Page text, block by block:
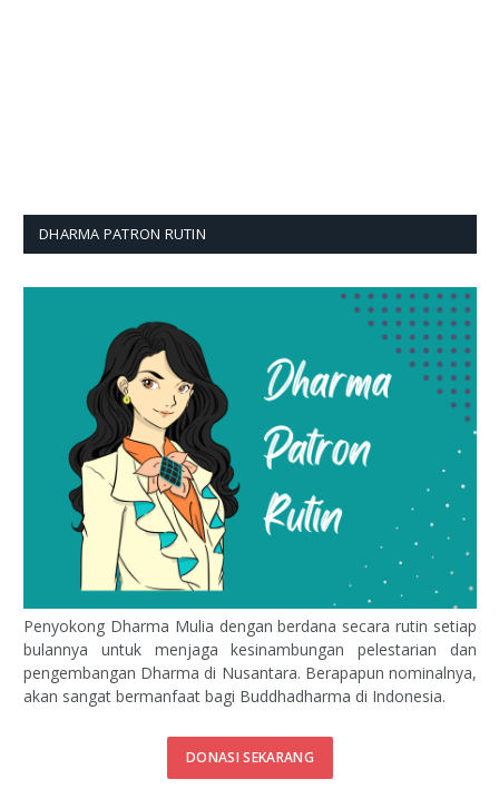
DHARMA PATRON RUTIN
Penyokong Dharma Mulia dengan berdana secara rutin setiap
bulannya untuk menjaga kesinambungan pelestarian dan
pengembangan Dharma di Nusantara. Berapapun nominalnya,
akan sangat bermanfaat bagi Buddhadharma di Indonesia.
DONASI SEKARANG